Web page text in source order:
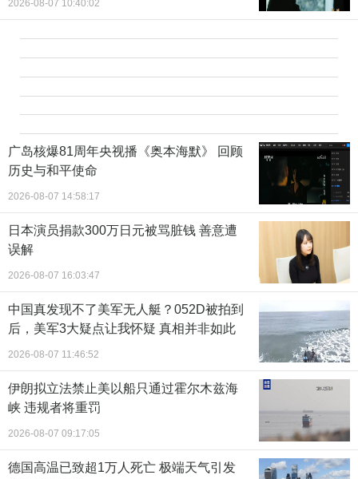
2026-08-07 10:40:02
广岛核爆81周年央视播《奥本海默》 回顾
历史与和平使命
2026-08-07 14:58:17
日本演员捐款300万日元被骂脏钱 善意遭
误解
2026-08-07 16:03:47
中国真发现不了美军无人艇？052D被拍到
后，美军3大疑点让我怀疑 真相并非如此
2026-08-07 11:46:52
伊朗拟立法禁止美以船只通过霍尔木兹海
峡 违规者将重罚
2026-08-07 09:17:05
德国高温已致超1万人死亡 极端天气引发